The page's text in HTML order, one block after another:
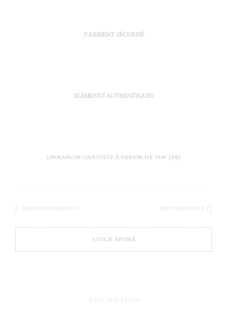
PAIEMENT SÉCURISÉ
ELÉMENTS AUTHENTIQUES
LIVRAISON GRATUITE À PARTIR DE 250€ (BE)
PREVIOUS PRODUCT NEXT PRODUCT
STOCK ÉPUISÉ